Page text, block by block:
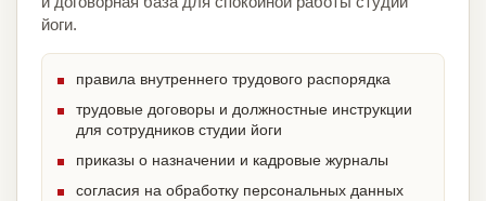
йоги.
правила внутреннего трудового распорядка
трудовые договоры и должностные инструкции
для сотрудников студии йоги
приказы о назначении и кадровые журналы
согласия на обработку персональных данных